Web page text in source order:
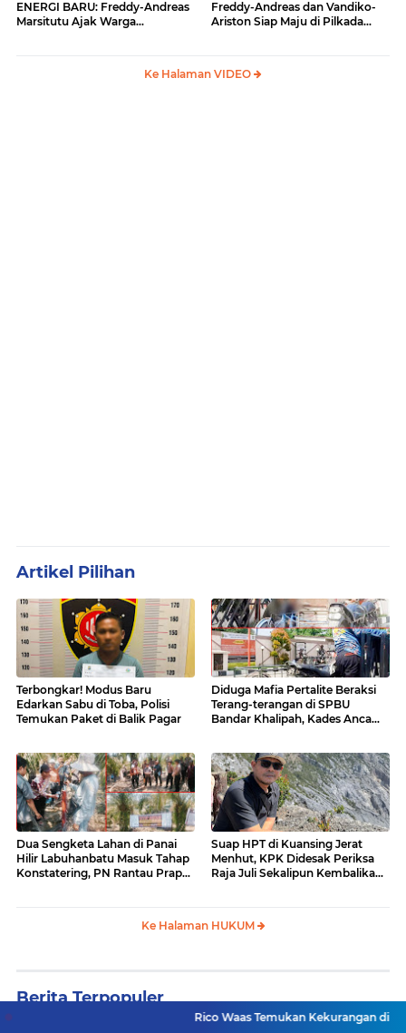
ENERGI BARU: Freddy-Andreas
Marsitutu Ajak Warga
Freddy-Andreas dan Vandiko-
Ariston Siap Maju di Pilkada
Ke Halaman VIDEO
Artikel Pilihan
Terbongkar! Modus Baru
Edarkan Sabu di Toba, Polisi
Temukan Paket di Balik Pagar
Diduga Mafia Pertalite Beraksi
Terang-terangan di SPBU
Bandar Khalipah, Kades Ancam
Dua Sengketa Lahan di Panai
Hilir Labuhanbatu Masuk Tahap
Konstatering, PN Rantau Prapat
Suap HPT di Kuansing Jerat
Menhut, KPK Didesak Periksa
Raja Juli Sekalipun Kembalikan
Ke Halaman HUKUM
Berita Terpopuler
Rico Waas Temukan Kekurangan di Proyek RTLH,